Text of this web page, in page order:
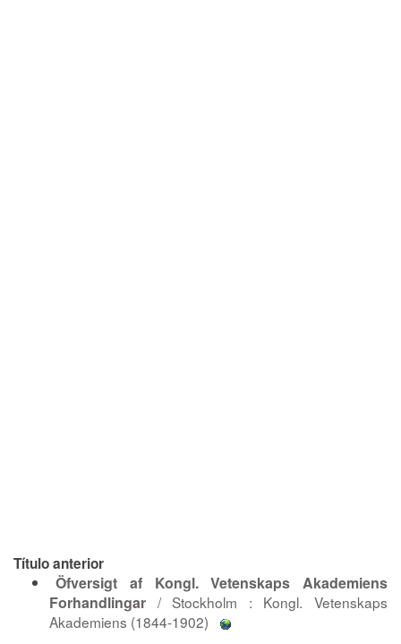
Título anterior
Öfversigt af Kongl. Vetenskaps Akademiens
Forhandlingar / Stockholm : Kongl. Vetenskaps
Akademiens (1844-1902)